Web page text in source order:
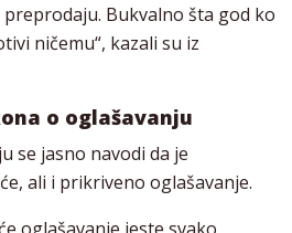
Bukvalno šta god ko
ničemu“, kazali su iz
o oglašavanju
se jasno navodi da je
ali i prikriveno oglašavanje.